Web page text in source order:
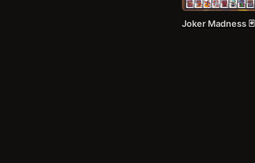
Joker Madness 🃏